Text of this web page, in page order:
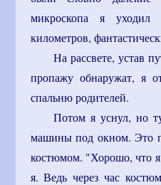
микроскопа я
километров,
На рассвете, устав
пропажу обнаружат, я
спальню родителей.
Потом я уснул, но
машины под окном. Это
костюмом. "Хорошо, что
я. Ведь через час